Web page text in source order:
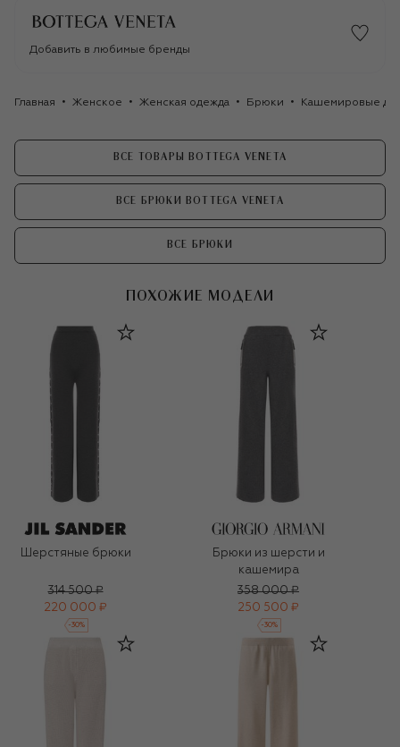
Добавить в любимые бренды
Главная Женское Женская одежда Брюки Кашемировые
ВСЕ ТОВАРЫ BOTTEGA VENETA
ВСЕ БРЮКИ BOTTEGA VENETA
ВСЕ БРЮКИ
ПОХОЖИЕ МОДЕЛИ
Шерстяные брюки
314 500 ₽
220 000 ₽
-30%
Брюки из шерсти и
кашемира
358 000 ₽
250 500 ₽
-30%